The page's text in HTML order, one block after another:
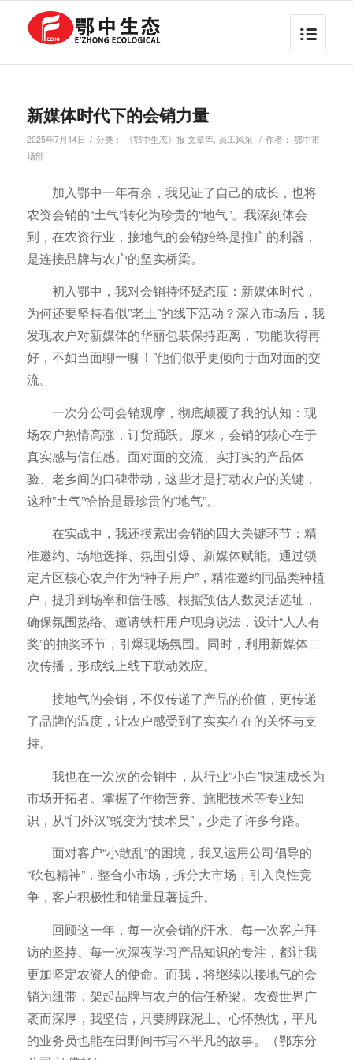
新媒体时代下的会销力量
2025年7月14日 / 分类： 《鄂中生态》报 文章库, 员工风采 / 作者： 鄂中市
场部
加入鄂中一年有余，我见证了自己的成长，也将
农资会销的“土气”转化为珍贵的“地气”。我深刻体会
到，在农资行业，接地气的会销始终是推广的利器，
是连接品牌与农户的坚实桥梁。
初入鄂中，我对会销持怀疑态度：新媒体时代，
为何还要坚持看似”老土”的线下活动？深入市场后，我
发现农户对新媒体的华丽包装保持距离，”功能吹得再
好，不如当面聊一聊！”他们似乎更倾向于面对面的交
流。
一次分公司会销观摩，彻底颠覆了我的认知：现
场农户热情高涨，订货踊跃。原来，会销的核心在于
真实感与信任感。面对面的交流、实打实的产品体
验、老乡间的口碑带动，这些才是打动农户的关键，
这种”土气”恰恰是最珍贵的”地气”。
在实战中，我还摸索出会销的四大关键环节：精
准邀约、场地选择、氛围引爆、新媒体赋能。通过锁
定片区核心农户作为“种子用户”，精准邀约同品类种植
户，提升到场率和信任感。根据预估人数灵活选址，
确保氛围热络。邀请铁杆用户现身说法，设计“人人有
奖”的抽奖环节，引爆现场氛围。同时，利用新媒体二
次传播，形成线上线下联动效应。
接地气的会销，不仅传递了产品的价值，更传递
了品牌的温度，让农户感受到了实实在在的关怀与支
持。
我也在一次次的会销中，从行业“小白”快速成长为
市场开拓者。掌握了作物营养、施肥技术等专业知
识，从“门外汉”蜕变为“技术员”，少走了许多弯路。
面对客户“小散乱”的困境，我又运用公司倡导的
“砍包精神”，整合小市场，拆分大市场，引入良性竞
争，客户积极性和销量显著提升。
回顾这一年，每一次会销的汗水、每一次客户拜
访的坚持、每一次深夜学习产品知识的专注，都让我
更加坚定农资人的使命。而我，将继续以接地气的会
销为纽带，架起品牌与农户的信任桥梁。农资世界广
袤而深厚，我坚信，只要脚踩泥土、心怀热忱，平凡
的业务员也能在田野间书写不平凡的故事。（鄂东分